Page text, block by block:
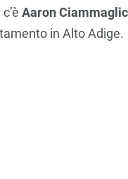
Aaron
in Alto Adige.